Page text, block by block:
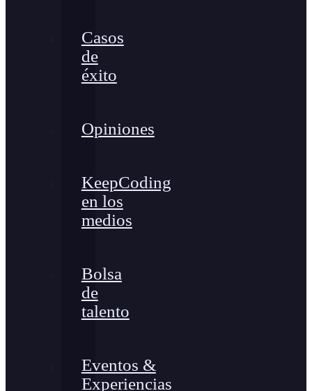
Casos
de
éxito
Opiniones
KeepCoding
en los
medios
Bolsa
de
talento
Eventos &
Experiencias